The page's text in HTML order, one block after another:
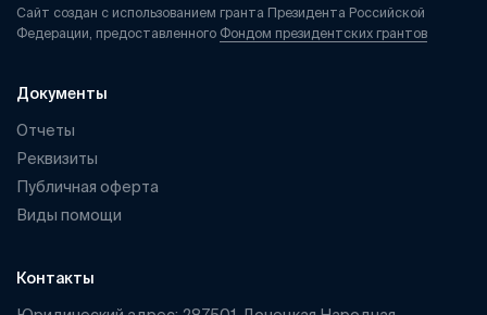
Сайт создан с использованием гранта Президента Российской
Федерации, предоставленного Фондом президентских грантов
Документы
Отчеты
Реквизиты
Публичная оферта
Виды помощи
Контакты